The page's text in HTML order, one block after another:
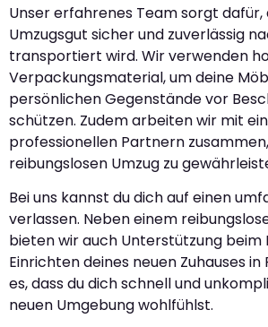
Unser erfahrenes Team sorgt dafür,
Umzugsgut sicher und zuverlässig
transportiert wird. Wir verwenden
Verpackungsmaterial, um deine
persönlichen Gegenstände vor
schützen. Zudem arbeiten wir mit
professionellen Partnern
reibungslosen Umzug zu
Bei uns kannst du dich auf einen
verlassen. Neben einem
bieten wir auch Unterstützung beim
Einrichten deines neuen Zuhauses in
es, dass du dich schnell und
neuen Umgebung wohlfühlst.